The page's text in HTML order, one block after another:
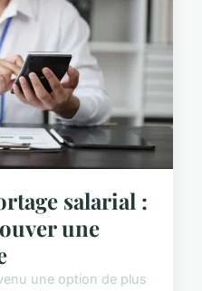
salarial :
une
une option de plus